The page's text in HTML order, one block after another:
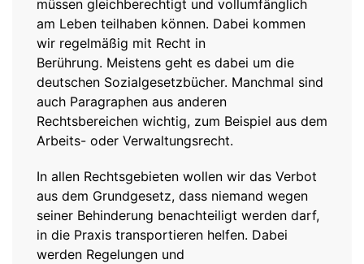
müssen gleichberechtigt und vollumfänglich
am Leben teilhaben können. Dabei kommen
wir regelmäßig mit Recht in
Berührung. Meistens geht es dabei um die
deutschen Sozialgesetzbücher. Manchmal sind
auch Paragraphen aus anderen
Rechtsbereichen wichtig, zum Beispiel aus dem
Arbeits- oder Verwaltungsrecht.
In allen Rechtsgebieten wollen wir das Verbot
aus dem Grundgesetz, dass niemand wegen
seiner Behinderung benachteiligt werden darf,
in die Praxis transportieren helfen. Dabei
werden Regelungen und